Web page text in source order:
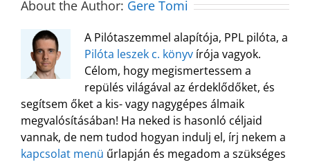
About the Author: Gere Tomi
A Pilótaszemmel alapítója, PPL pilóta, a
Pilóta leszek c. könyv írója vagyok.
Célom, hogy megismertessem a
repülés világával az érdeklődőket, és
segítsem őket a kis- vagy nagygépes álmaik
megvalósításában! Ha neked is hasonló céljaid
vannak, de nem tudod hogyan indulj el, írj nekem a
kapcsolat menü űrlapján és megadom a szükséges